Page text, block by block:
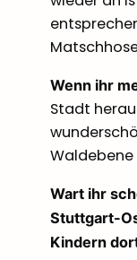
Wenn ihr
Stadt
Waldebene
Wart ihr
Stuttgart-
Kindern